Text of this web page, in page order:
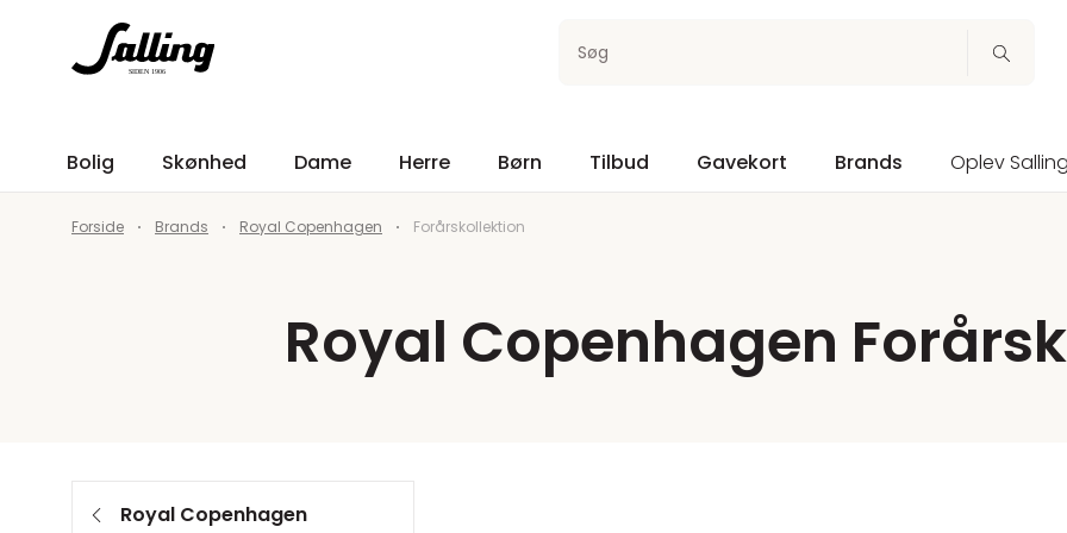
Søg
Bolig Skønhed Dame Herre Børn Tilbud Gavekort Brands Oplev
Forside Brands Royal Copenhagen Forårskollektion
Royal Copenhagen
Royal Copenhagen